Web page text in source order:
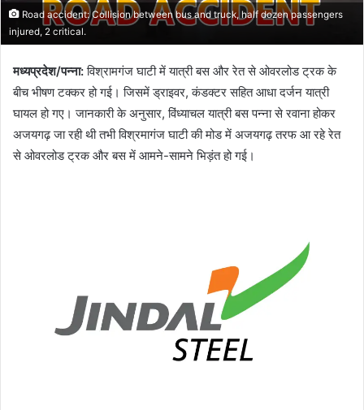
Road accident: Collision between bus and truck, half dozen passengers
injured, 2 critical.
मध्यप्रदेश/पन्ना:विश्रामगंज घाटी में यात्री बस और रेत से ओवरलोड ट्रक के
बीच भीषण टक्कर हो गई। जिसमें ड्राइवर, कंडक्टर सहित आधा दर्जन यात्री
घायल हो गए। जानकारी के अनुसार, विंध्याचल यात्री बस पन्ना से रवाना होकर
अजयगढ़ जा रही थी तभी‌ विश्रमागंज घाटी की मोड में अजयगढ़ तरफ आ रहे रेत
से ओवरलोड ट्रक और बस में आमने-सामने भिड़ंत हो गई।